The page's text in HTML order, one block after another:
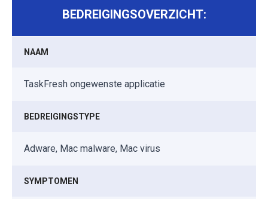
BEDREIGINGSOVERZICHT:
NAAM
TaskFresh ongewenste applicatie
BEDREIGINGSTYPE
Adware, Mac malware, Mac virus
SYMPTOMEN